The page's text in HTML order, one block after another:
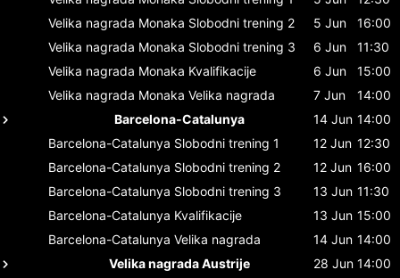
Velika nagrada Monaka Slobodni trening 2 5 Jun
16:00
Velika nagrada Monaka Slobodni trening 3 6 Jun
11:30
Velika nagrada Monaka Kvalifikacije 6 Jun
15:00
Velika nagrada Monaka Velika nagrada 7 Jun
14:00
Barcelona-Catalunya
14 Jun 14:00
Barcelona-Catalunya Slobodni trening 1 12 Jun 12:30
Barcelona-Catalunya Slobodni trening 2 12 Jun 16:00
Barcelona-Catalunya Slobodni trening 3 13 Jun 11:30
Barcelona-Catalunya Kvalifikacije 13 Jun 15:00
Barcelona-Catalunya Velika nagrada 14 Jun 14:00
Velika nagrada Austrije
28 Jun 14:00